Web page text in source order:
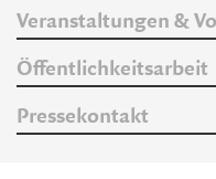
Veranstaltungen &
Öffentlichkeitsarbeit
Pressekontakt